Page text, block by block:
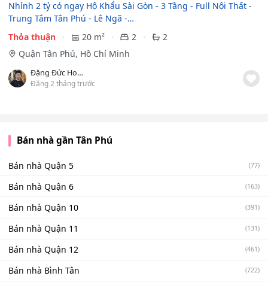
Nhỉnh 2 tỷ có ngay Hộ Khẩu Sài Gòn - 3 Tầng - Full Nội Thất -
Trung Tâm Tân Phú - Lê Ngã -…
Thỏa thuận
20 m² 2
2
Quận Tân Phú, Hồ Chí Minh
Đặng Đức Hoàng
Đăng 2 tháng trước
Bán nhà gần Tân Phú
Bán nhà Quận 5 (77)
Bán nhà Quận 6 (163)
Bán nhà Quận 10 (391)
Bán nhà Quận 11 (131)
Bán nhà Quận 12 (461)
Bán nhà Bình Tân (722)